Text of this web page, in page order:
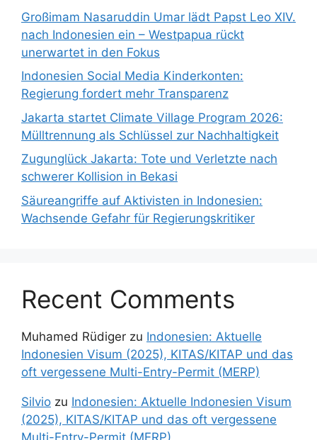
Großimam Nasaruddin Umar lädt Papst Leo XIV.
nach Indonesien ein – Westpapua rückt
unerwartet in den Fokus
Indonesien Social Media Kinderkonten:
Regierung fordert mehr Transparenz
Jakarta startet Climate Village Program 2026:
Mülltrennung als Schlüssel zur Nachhaltigkeit
Zugunglück Jakarta: Tote und Verletzte nach
schwerer Kollision in Bekasi
Säureangriffe auf Aktivisten in Indonesien:
Wachsende Gefahr für Regierungskritiker
Recent Comments
Muhamed Rüdiger zu Indonesien: Aktuelle
Indonesien Visum (2025), KITAS/KITAP und das
oft vergessene Multi-Entry-Permit (MERP)
Silvio zu Indonesien: Aktuelle Indonesien Visum
(2025), KITAS/KITAP und das oft vergessene
Multi-Entry-Permit (MERP)